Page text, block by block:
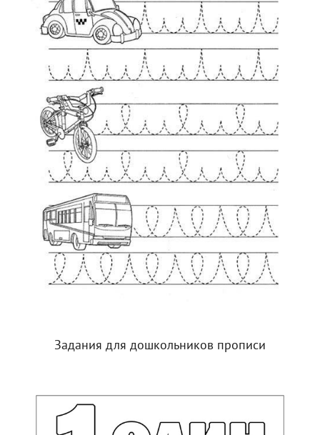
Задания для дошкольников прописи